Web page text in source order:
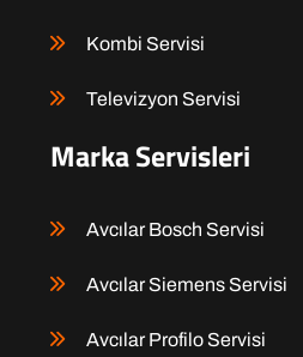
Kombi Servisi
Televizyon Servisi
Marka Servisleri
Avcılar Bosch Servisi
Avcılar Siemens Servisi
Avcılar Profilo Servisi